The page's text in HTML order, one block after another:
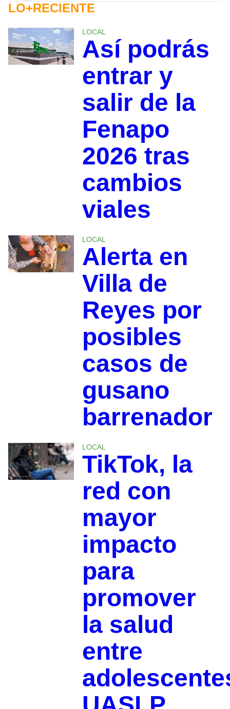
LO+RECIENTE
LOCAL
Así podrás
entrar y
salir de la
Fenapo
2026 tras
cambios
viales
LOCAL
Alerta en
Villa de
Reyes por
posibles
casos de
gusano
barrenador
LOCAL
TikTok, la
red con
mayor
impacto
para
promover
la salud
entre